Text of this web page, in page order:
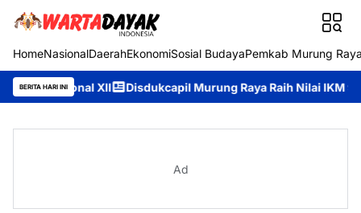
HomeNasionalDaerahEkonomiSosial BudayaPemkab Murung
BERITA HARI INI
Disdukcapil Murung Raya Raih Nilai IKM 93,84, Bukti
Ad